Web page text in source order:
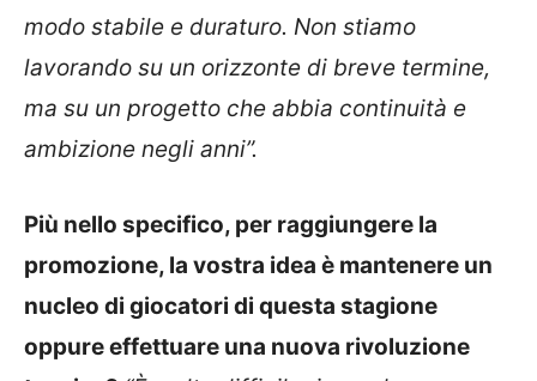
modo stabile e duraturo. Non stiamo
lavorando su un orizzonte di breve termine,
ma su un progetto che abbia continuità e
ambizione negli anni”.
Più nello specifico, per raggiungere la
promozione, la vostra idea è mantenere un
nucleo di giocatori di questa stagione
oppure effettuare una nuova rivoluzione